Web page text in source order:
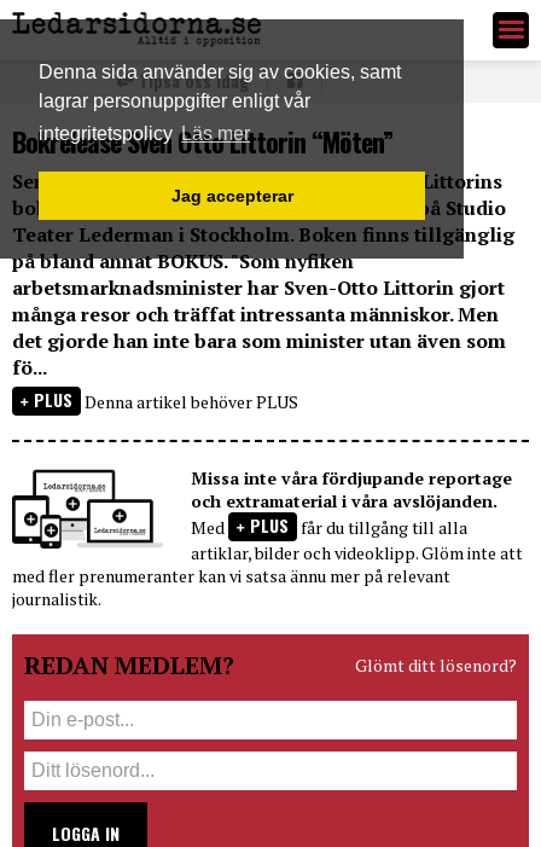
Denna sida använder sig av cookies, samt
lagrar personuppgifter enligt vår
integritetspolicy Läs mer
Jag accepterar
Ledarsidorna.se
Tipsa oss idag
Bokrelease Sven Otto Littorin “Möten”
Seminariet för presentationen av Sven Otto Littorins
bok "Möten" genomfördes under gårdagen på Studio
Teater Lederman i Stockholm. Boken finns tillgänglig
på bland annat BOKUS. "Som nyfiken
arbetsmarknadsminister har Sven-Otto Littorin gjort
många resor och träffat intressanta människor. Men
det gjorde han inte bara som minister utan även som
fö...
PLUS Denna artikel behöver PLUS
Missa inte våra fördjupande reportage
och extramaterial i våra avslöjanden.
Med
PLUS får du tillgång till alla
artiklar, bilder och videoklipp. Glöm inte att
med fler prenumeranter kan vi satsa ännu mer på relevant
journalistik.
REDAN MEDLEM? Glömt ditt lösenord?
LOGGA IN